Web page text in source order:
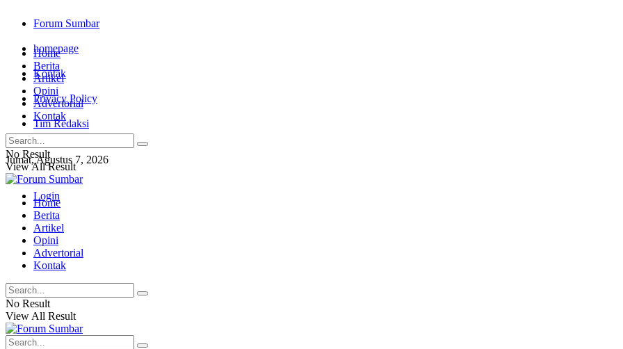
Forum Sumbar
homepage
Kontak
Privacy Policy
Tim Redaksi
Jumat, Agustus 7, 2026
Login
Home
Berita
Artikel
Opini
Advertorial
Kontak
No Result
View All Result
Home
Berita
Artikel
Opini
Advertorial
Kontak
No Result
View All Result